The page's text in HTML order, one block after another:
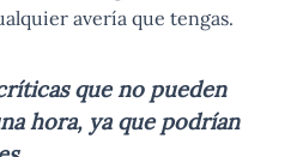
avería que tengas.
que no pueden
hora, ya que podrían